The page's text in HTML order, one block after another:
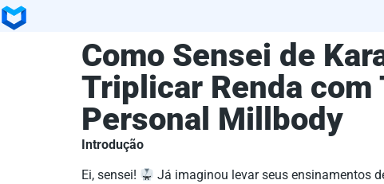
Como Sensei de
Triplicar Renda com
Personal Millbody
Introdução
Ei, sensei!
Já imaginou levar seus ensinamentos